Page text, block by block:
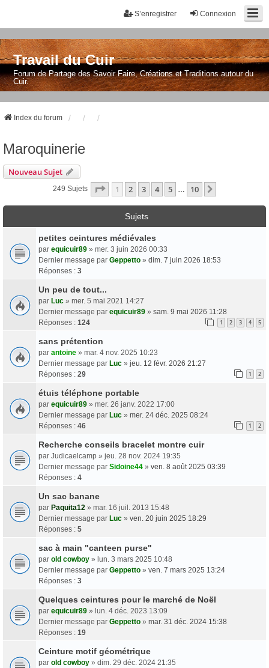
Connexion
S’enregistrer
Travail du Cuir
Forum de Partage des Savoir Faire, Créations et Traditions autour du
Cuir.
Index du forum
Maroquinerie
Nouveau Sujet
249 Sujets Page 1Sur
1 2 3 4 5 10
Sujets
petites ceintures médiévales
par equicuir89 » mer. 3 juin 2026 00:33
Dernier message par Geppetto » dim. 7 juin 2026 18:53
Réponses : 3
Un peu de tout...
par Luc » mer. 5 mai 2021 14:27
Dernier message par equicuir89 » sam. 9 mai 2026 11:28
Réponses : 124 1 2 3 4 5
sans prétention
par antoine » mar. 4 nov. 2025 10:23
Dernier message par Luc » jeu. 12 févr. 2026 21:27
Réponses : 29 1 2
étuis téléphone portable
par equicuir89 » mer. 26 janv. 2022 17:00
Dernier message par Luc » mer. 24 déc. 2025 08:24
Réponses : 46 1 2
Recherche conseils bracelet montre cuir
par Judicaelcamp » jeu. 28 nov. 2024 19:35
Dernier message par Sidoine44 » ven. 8 août 2025 03:39
Réponses : 4
Un sac banane
par Paquita12 » mar. 16 juil. 2013 15:48
Dernier message par Luc » ven. 20 juin 2025 18:29
Réponses : 5
sac à main "canteen purse"
par old cowboy » lun. 3 mars 2025 10:48
Dernier message par Geppetto » ven. 7 mars 2025 13:24
Réponses : 3
Quelques ceintures pour le marché de Noël
par equicuir89 » lun. 4 déc. 2023 13:09
Dernier message par Geppetto » mar. 31 déc. 2024 15:38
Réponses : 19
Ceinture motif géométrique
par old cowboy » dim. 29 déc. 2024 21:35